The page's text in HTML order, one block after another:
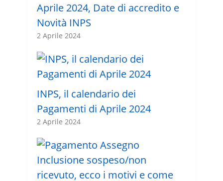
Aprile 2024, Date di accredito e
Novità INPS
2 Aprile 2024
INPS, il calendario dei
Pagamenti di Aprile 2024
2 Aprile 2024